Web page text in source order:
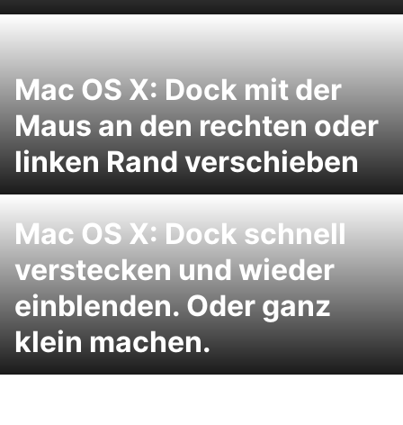
Mac OS X: Dock mit der
Maus an den rechten oder
linken Rand verschieben
Mac OS X: Dock schnell
verstecken und wieder
einblenden. Oder ganz
klein machen.